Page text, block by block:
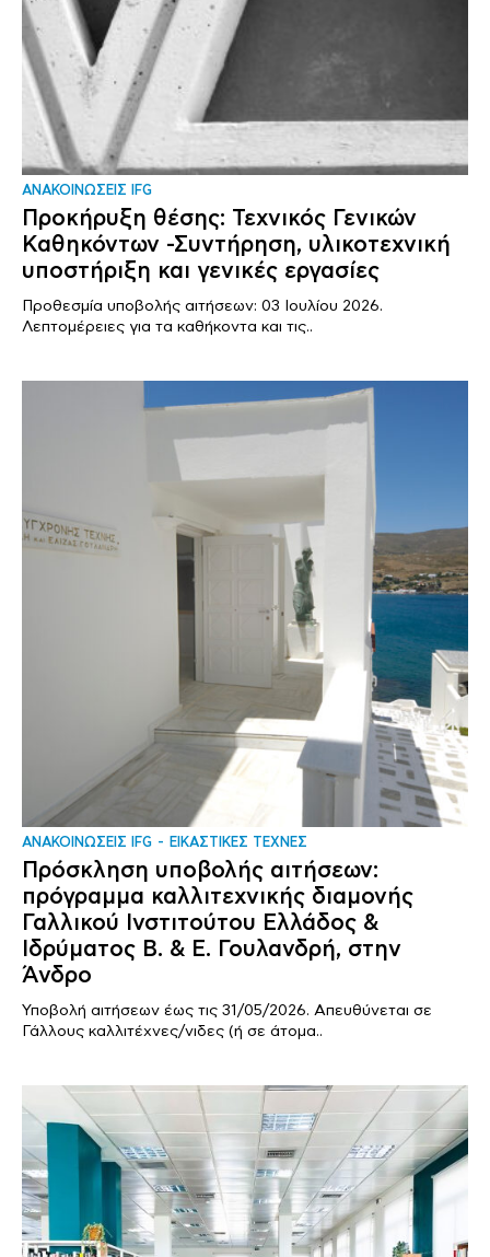
ΑΝΑΚΟΙΝΩΣΕΙΣ IFG
Προκήρυξη θέσης: Τεχνικός Γενικών
Καθηκόντων -Συντήρηση, υλικοτεχνική
υποστήριξη και γενικές εργασίες
Προθεσμία υποβολής αιτήσεων: 03 Ιουλίου 2026.
Λεπτομέρειες για τα καθήκοντα και τις..
ΑΝΑΚΟΙΝΩΣΕΙΣ IFG ΕΙΚΑΣΤΙΚΕΣ ΤΕΧΝΕΣ
Πρόσκληση υποβολής αιτήσεων:
πρόγραμμα καλλιτεχνικής διαμονής
Γαλλικού Ινστιτούτου Ελλάδος &
Ιδρύματος Β. & Ε. Γουλανδρή, στην
Άνδρο
Υποβολή αιτήσεων έως τις 31/05/2026. Απευθύνεται σε
Γάλλους καλλιτέχνες/νιδες (ή σε άτομα..